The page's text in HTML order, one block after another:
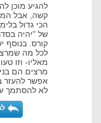
להגיע מוכן
קשה, אבל
הכי גדול
של "יהיה
קורס. בנוסף
לכל מה
מאליו- וזו
מרצים הם
אפשר להעזר
לא להסתמך